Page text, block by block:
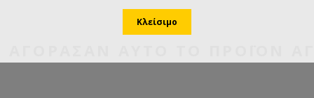
ΑΓΌΡΑΣΑΝ ΑΥΤΌ ΤΟ ΠΡΟΪΌΝ